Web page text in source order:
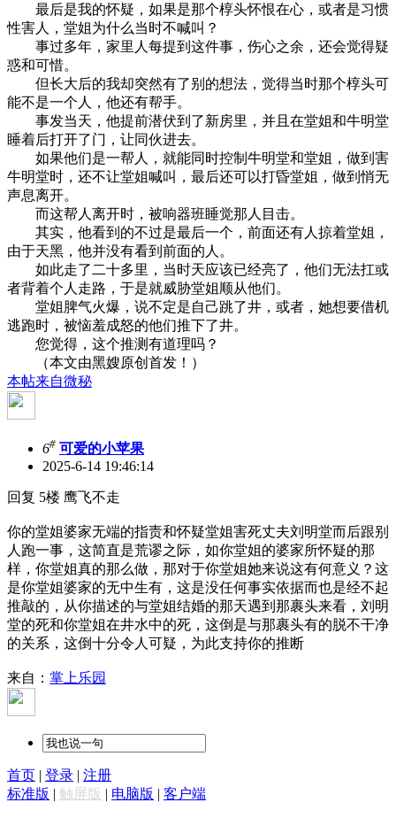
最后是我的怀疑，如果是那个椁头怀恨在心，或者是习惯
性害人，堂姐为什么当时不喊叫？
事过多年，家里人每提到这件事，伤心之余，还会觉得疑
惑和可惜。
但长大后的我却突然有了别的想法，觉得当时那个椁头可
能不是一个人，他还有帮手。
事发当天，他提前潜伏到了新房里，并且在堂姐和牛明堂
睡着后打开了门，让同伙进去。
如果他们是一帮人，就能同时控制牛明堂和堂姐，做到害
牛明堂时，还不让堂姐喊叫，最后还可以打昏堂姐，做到悄无
声息离开。
而这帮人离开时，被响器班睡觉那人目击。
其实，他看到的不过是最后一个，前面还有人掠着堂姐，
由于天黑，他并没有看到前面的人。
如此走了二十多里，当时天应该已经亮了，他们无法扛或
者背着个人走路，于是就威胁堂姐顺从他们。
堂姐脾气火爆，说不定是自己跳了井，或者，她想要借机
逃跑时，被恼羞成怒的他们推下了井。
您觉得，这个推测有道理吗？
（本文由黑嫂原创首发！）
本帖来自微秘
6# 可爱的小苹果
2025-6-14 19:46:14
回复 5楼 鹰飞不走
你的堂姐婆家无端的指责和怀疑堂姐害死丈夫刘明堂而后跟别
人跑一事，这简直是荒谬之际，如你堂姐的婆家所怀疑的那
样，你堂姐真的那么做，那对于你堂姐她来说这有何意义？这
是你堂姐婆家的无中生有，这是没任何事实依据而也是经不起
推敲的，从你描述的与堂姐结婚的那天遇到那裹头来看，刘明
堂的死和你堂姐在井水中的死，这倒是与那裹头有的脱不干净
的关系，这倒十分令人可疑，为此支持你的推断
来自： 掌上乐园
首页 登录
注册
标准版
触屏版 电脑版 客户端